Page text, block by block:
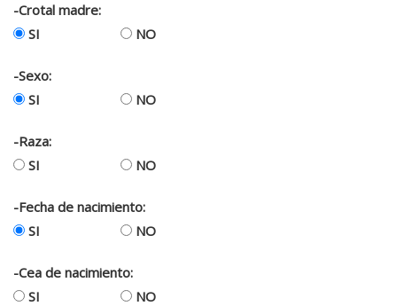
-Crotal madre:
SI
NO
-Sexo:
SI
NO
-Raza:
SI
NO
-Fecha de nacimiento:
SI
NO
-Cea de nacimiento:
SI
NO